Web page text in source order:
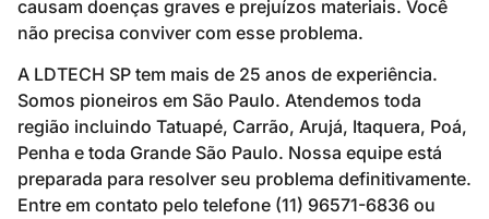
causam doenças graves e prejuízos materiais. Você
não precisa conviver com esse problema.
A LDTECH SP tem mais de 25 anos de experiência.
Somos pioneiros em São Paulo. Atendemos toda
região incluindo Tatuapé, Carrão, Arujá, Itaquera, Poá,
Penha e toda Grande São Paulo. Nossa equipe está
preparada para resolver seu problema definitivamente.
Entre em contato pelo telefone (11) 96571-6836 ou